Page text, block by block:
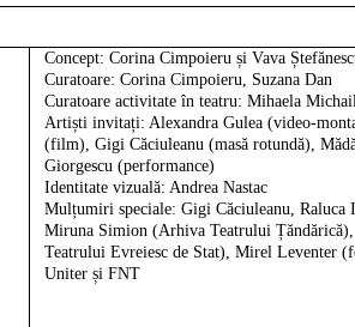
Concept: Corina Cimpoieru și Vava
Curatoare: Corina Cimpoieru, Suzana Dan
Curatoare activitate în teatru: Mihaela
Artiști invitați: Alexandra Gulea (video-
(film), Gigi Căciuleanu (masă rotundă),
Giorgescu (performance)
Identitate vizuală: Andrea Nastac
Mulțumiri speciale: Gigi Căciuleanu,
Miruna Simion (Arhiva Teatrului
Teatrului Evreiesc de Stat), Mirel Leventer
Uniter și FNT